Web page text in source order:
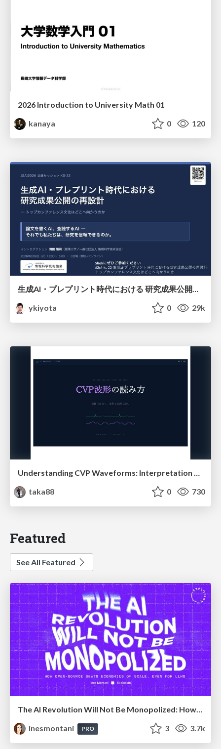
2026 Introduction to University Math 01
kanaya
0 120
ykiyota
0 29k
Understanding CVP Waveforms: Interpretation and Clinical Implications in Anesthesiology
taka88
0 730
Featured
See All Featured
The AI Revolution Will Not Be Monopolized: How open-source beats economies of scale, even for LLMs
inesmontani
PRO 3 3.7k